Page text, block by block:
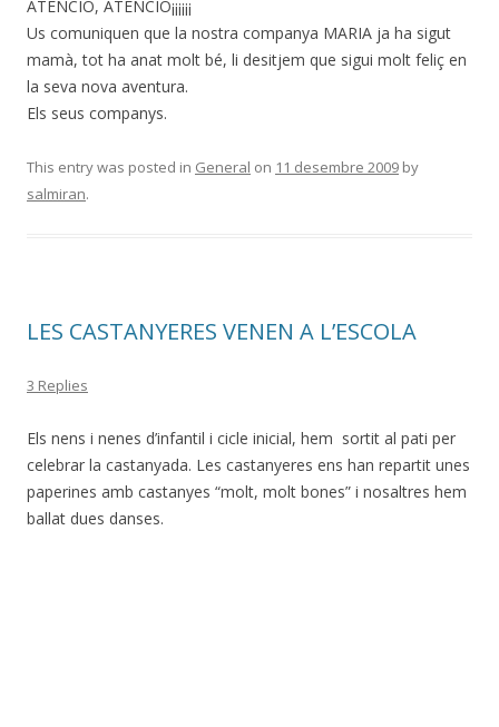
ATENCIO, ATENCIO¡¡¡¡¡¡
Us comuniquen que la nostra companya MARIA ja ha sigut
mamà, tot ha anat molt bé, li desitjem que sigui molt feliç en
la seva nova aventura.
Els seus companys.
This entry was posted in General on 11 desembre 2009 by
salmiran.
LES CASTANYERES VENEN A L’ESCOLA
3 Replies
Els nens i nenes d’infantil i cicle inicial, hem sortit al pati per
celebrar la castanyada. Les castanyeres ens han repartit unes
paperines amb castanyes “molt, molt bones” i nosaltres hem
ballat dues danses.